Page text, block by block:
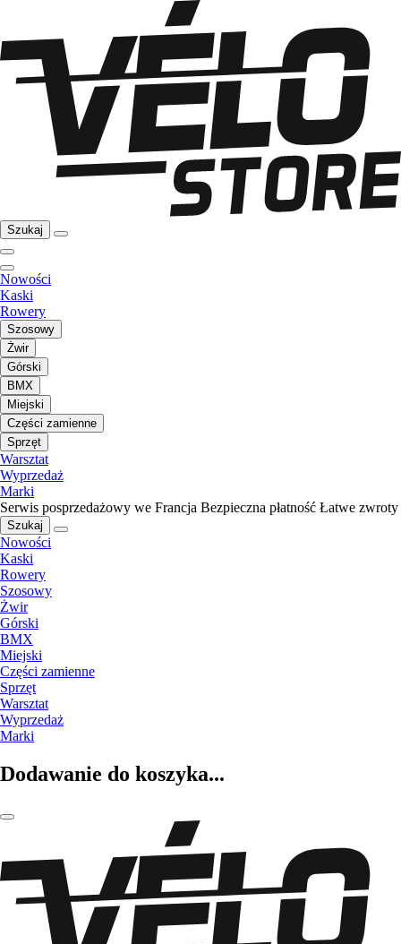
Szukaj
Nowości
Kaski
Rowery
Szosowy
Żwir
Górski
BMX
Miejski
Części zamienne
Sprzęt
Warsztat
Wyprzedaż
Marki
Serwis posprzedażowy we Francja Bezpieczna płatność Łatwe zwroty
Szukaj
Nowości
Kaski
Rowery
Szosowy
Żwir
Górski
BMX
Miejski
Części zamienne
Sprzęt
Warsztat
Wyprzedaż
Marki
Dodawanie do koszyka...